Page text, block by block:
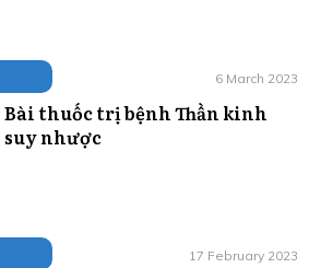
6 March 2023
Bài thuốc trị bệnh Thần kinh
suy nhược
17 February 2023